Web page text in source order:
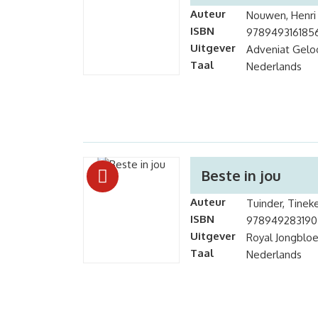
Auteur
Nouwen, Henri
ISBN
Uitgever
Adveniat
Taal
Nederlands
Beste in jou
Auteur
Tuinder,
ISBN
Uitgever
Royal
Taal
Nederlands